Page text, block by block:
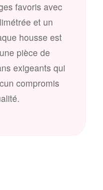
favoris avec
et un
housse est
pièce de
exigeants qui
compromis